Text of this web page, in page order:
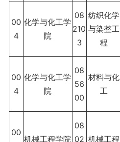
00
4
化学与化工学
院
08
210
3
纺织化学
与染整工
程
00
4
化学与化工学
院
08
56
00
材料与化
工
00
机械工程学院
08
02 机械工程